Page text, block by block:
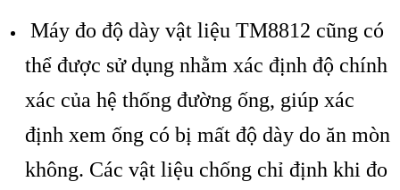
Máy đo độ dày vật liệu TM8812 cũng có
thể được sử dụng nhằm xác định độ chính
xác của hệ thống đường ống, giúp xác
định xem ống có bị mất độ dày do ăn mòn
không. Các vật liệu chống chỉ định khi đo